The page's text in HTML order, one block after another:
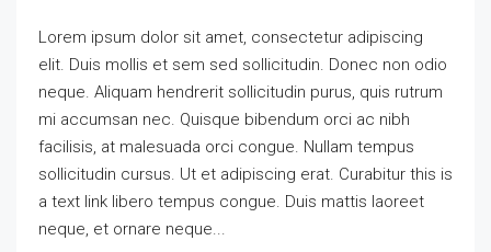
Lorem ipsum dolor sit amet, consectetur adipiscing
elit. Duis mollis et sem sed sollicitudin. Donec non odio
neque. Aliquam hendrerit sollicitudin purus, quis rutrum
mi accumsan nec. Quisque bibendum orci ac nibh
facilisis, at malesuada orci congue. Nullam tempus
sollicitudin cursus. Ut et adipiscing erat. Curabitur this is
a text link libero tempus congue. Duis mattis laoreet
neque, et ornare neque...